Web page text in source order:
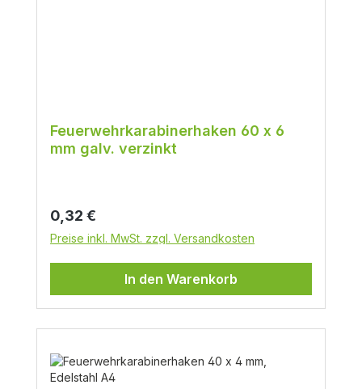
Feuerwehrkarabinerhaken 60 x 6
mm galv. verzinkt
Regulärer Preis:
0,32 €
Preise inkl. MwSt. zzgl. Versandkosten
In den Warenkorb